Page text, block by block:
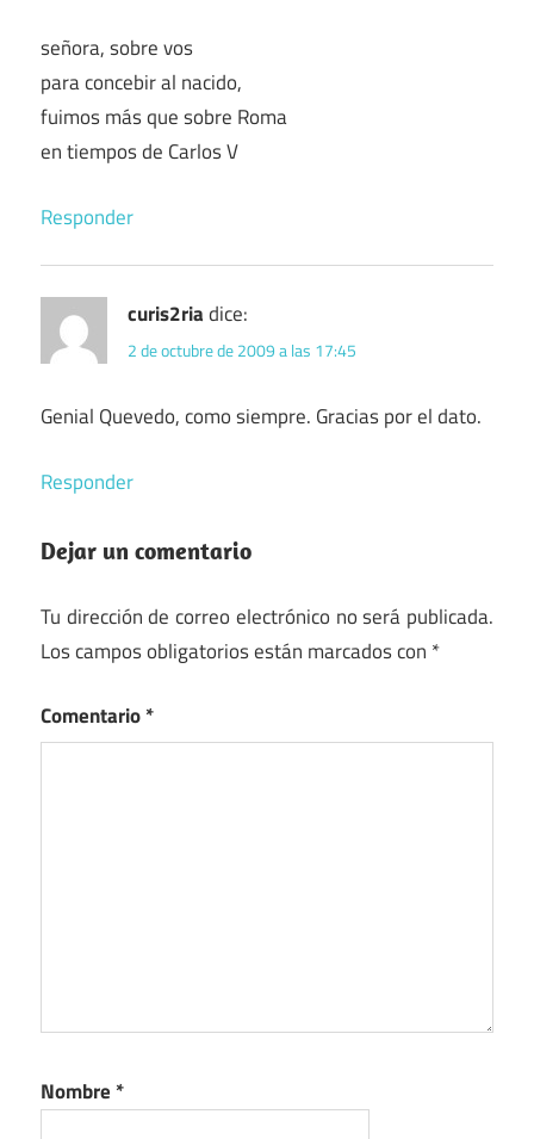
señora, sobre vos
para concebir al nacido,
fuimos más que sobre Roma
en tiempos de Carlos V
Responder
curis2riadice:
2 de octubre de 2009 a las 17:45
Genial Quevedo, como siempre. Gracias por el dato.
Responder
Dejar un comentario
Tu dirección de correo electrónico no será publicada.
Los campos obligatorios están marcados con *
Comentario*
Nombre *